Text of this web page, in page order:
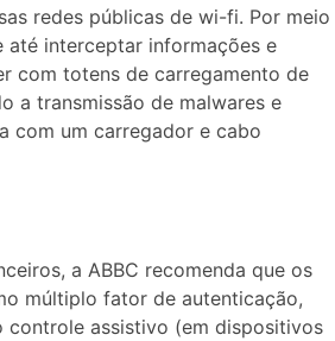
redes públicas de wi-fi. Por meio
até interceptar informações e
com totens de carregamento de
a transmissão de malwares e
com um carregador e cabo
a ABBC recomenda que os
múltiplo fator de autenticação,
assistivo (em dispositivos